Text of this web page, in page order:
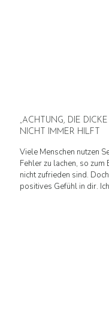
„ACHTUNG, DIE
NICHT IMMER HILFT
Viele Menschen nutzen
Fehler zu lachen, so
nicht zufrieden sind.
positives Gefühl in dir.